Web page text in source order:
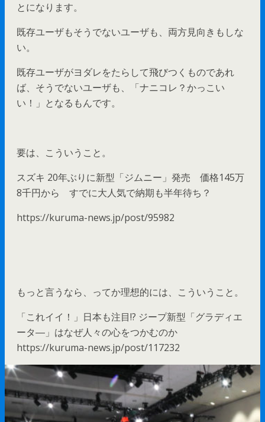
とになります。
既存ユーザもそうでないユーザも、両方見向きもしな
い。
既存ユーザがヨダレをたらして飛びつくものであれ
ば、そうでないユーザも、「ナニコレ？かっこい
い！」となるもんです。
要は、こういうこと。
スズキ 20年ぶりに新型「ジムニー」発売 価格145万
8千円から すでに大人気で納期も半年待ち？
https://kuruma-news.jp/post/95982
もっと言うなら、ってか理想的には、こういうこと。
「これイイ！」日本も注目!? ジープ新型「グラディエ
ータ―」はなぜ人々の心をつかむのか
https://kuruma-news.jp/post/117232